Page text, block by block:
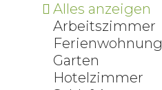
Alles anzeigen
Arbeitszimmer
Ferienwohnung
Garten
Hotelzimmer